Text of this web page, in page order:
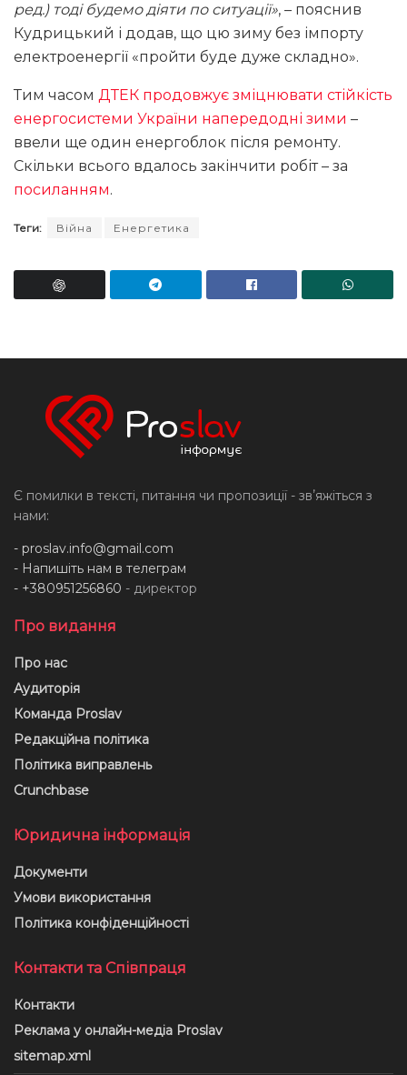
ред.) тоді будемо діяти по ситуації», – пояснив
Кудрицький і додав, що цю зиму без імпорту
електроенергії «пройти буде дуже складно».
Тим часом ДТЕК продовжує зміцнювати стійкість
енергосистеми України напередодні зими –
ввели ще один енергоблок після ремонту.
Скільки всього вдалось закінчити робіт – за
посиланням.
Теги: Війна Енергетика
Є помилки в тексті, питання чи пропозиції - звʼяжіться з
нами:
- proslav.info@gmail.com
- Напишіть нам в телеграм
- +380951256860 - директор
Про видання
Про нас
Аудиторія
Команда Proslav
Редакційна політика
Політика виправлень
Crunchbase
Юридична інформація
Документи
Умови використання
Політика конфіденційності
Контакти та Співпраця
Контакти
Реклама у онлайн-медіа Proslav
sitemap.xml